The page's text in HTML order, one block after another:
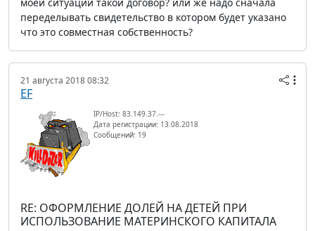
переделывать свидетельство в котором будет указано
что это совместная собственность?
21 августа 2018 08:32
EF
IP/Host: 83.149.37.---
Дата регистрации: 13.08.2018
Сообщений: 19
RE: ОФОРМЛЕНИЕ ДОЛЕЙ НА ДЕТЕЙ ПРИ
ИСПОЛЬЗОВАНИЕ МАТЕРИНСКОГО КАПИТАЛА